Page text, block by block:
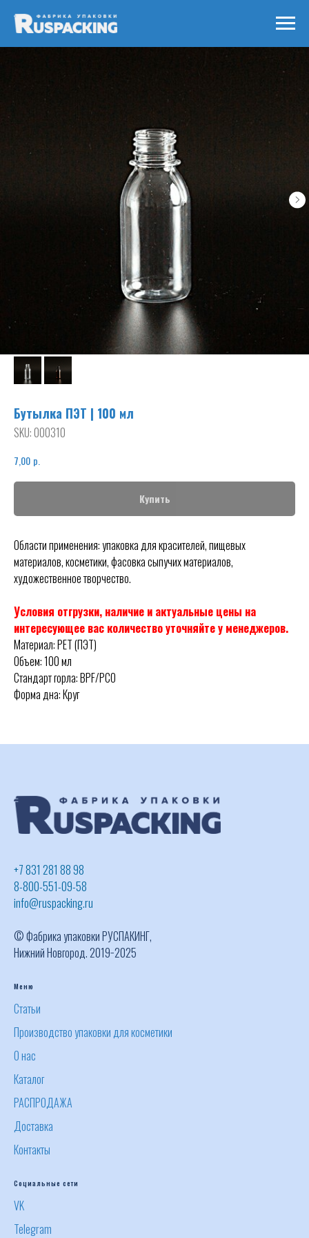
Бутылка ПЭТ | 100 мл
SKU:000310
7,00 р.
Купить
Области применения: упаковка для красителей, пищевых
материалов, косметики, фасовка сыпучих материалов,
художественное творчество.
Условия отгрузки, наличие и актуальные цены на
интересующее вас количество уточняйте у менеджеров.
Материал: PET (ПЭТ)
Объем: 100 мл
Стандарт горла: BPF/PCO
Форма дна: Круг
+7 831 281 88 98
8-800-551-09-58
info@ruspacking.ru
© Фабрика упаковки РУСПАКИНГ,
Нижний Новгород. 2019−2025
Меню
Статьи
Производство упаковки для косметики
О нас
Каталог
РАСПРОДАЖА
Доставка
Контакты
Социальные сети
VK
Telegram